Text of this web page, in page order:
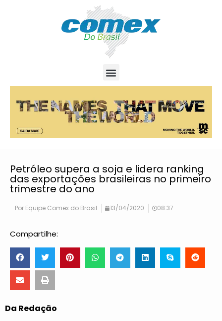
Petróleo supera a soja e lidera ranking
das exportações brasileiras no primeiro
trimestre do ano
Por Equipe Comex do Brasil 13/04/2020 08:37
Compartilhe:
Da Redação